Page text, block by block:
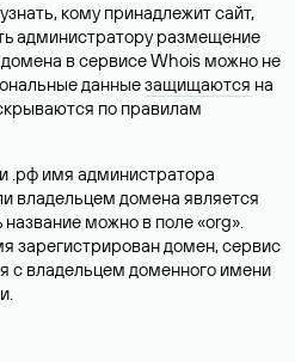
кому принадлежит сайт,
администратору размещение
в сервисе Whois можно не
данныезащищаются на
по правилам
.рф имя администратора
владельцем домена является
можно в поле «org».
зарегистрирован домен, сервис
с владельцем доменного имени